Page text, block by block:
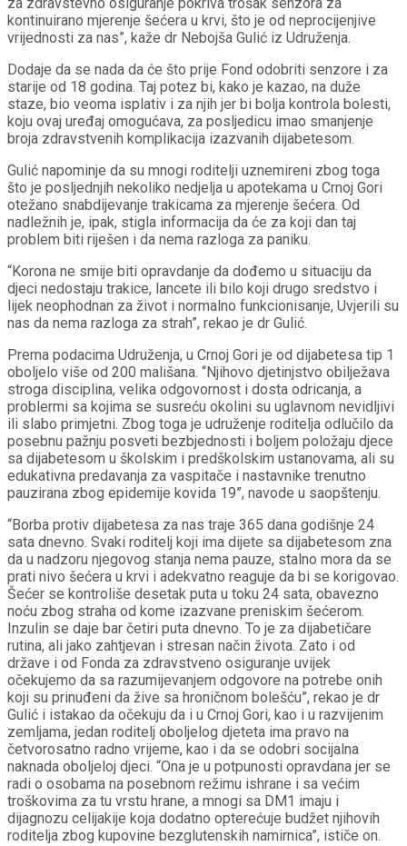
kontinuirano mjerenje šećera u krvi, što je od neprocijenjive
vrijednosti za nas”, kaže dr Nebojša Gulić iz Udruženja.
Dodaje da se nada da će što prije Fond odobriti senzore i za
starije od 18 godina. Taj potez bi, kako je kazao, na duže
staze, bio veoma isplativ i za njih jer bi bolja kontrola bolesti,
koju ovaj uređaj omogućava, za posljedicu imao smanjenje
broja zdravstvenih komplikacija izazvanih dijabetesom.
Gulić napominje da su mnogi roditelji uznemireni zbog toga
što je posljednjih nekoliko nedjelja u apotekama u Crnoj Gori
otežano snabdijevanje trakicama za mjerenje šećera. Od
nadležnih je, ipak, stigla informacija da će za koji dan taj
problem biti riješen i da nema razloga za paniku.
“Korona ne smije biti opravdanje da dođemo u situaciju da
djeci nedostaju trakice, lancete ili bilo koji drugo sredstvo i
lijek neophodnan za život i normalno funkcionisanje, Uvjerili su
nas da nema razloga za strah”, rekao je dr Gulić.
Prema podacima Udruženja, u Crnoj Gori je od dijabetesa tip 1
oboljelo više od 200 mališana. “Njihovo djetinjstvo obilježava
stroga disciplina, velika odgovornost i dosta odricanja, a
problermi sa kojima se susreću okolini su uglavnom nevidljivi
ili slabo primjetni. Zbog toga je udruženje roditelja odlučilo da
posebnu pažnju posveti bezbjednosti i boljem položaju djece
sa dijabetesom u školskim i predškolskim ustanovama, ali su
edukativna predavanja za vaspitače i nastavnike trenutno
pauzirana zbog epidemije kovida 19”, navode u saopštenju.
“Borba protiv dijabetesa za nas traje 365 dana godišnje 24
sata dnevno. Svaki roditelj koji ima dijete sa dijabetesom zna
da u nadzoru njegovog stanja nema pauze, stalno mora da se
prati nivo šećera u krvi i adekvatno reaguje da bi se korigovao.
Šećer se kontroliše desetak puta u toku 24 sata, obavezno
noću zbog straha od kome izazvane preniskim šećerom.
Inzulin se daje bar četiri puta dnevno. To je za dijabetičare
rutina, ali jako zahtjevan i stresan način života. Zato i od
države i od Fonda za zdravstveno osiguranje uvijek
očekujemo da sa razumijevanjem odgovore na potrebe onih
koji su prinuđeni da žive sa hroničnom bolešću”, rekao je dr
Gulić i istakao da očekuju da i u Crnoj Gori, kao i u razvijenim
zemljama, jedan roditelj oboljelog djeteta ima pravo na
četvorosatno radno vrijeme, kao i da se odobri socijalna
naknada oboljeloj djeci. “Ona je u potpunosti opravdana jer se
radi o osobama na posebnom režimu ishrane i sa većim
troškovima za tu vrstu hrane, a mnogi sa DM1 imaju i
dijagnozu celijakije koja dodatno opterećuje budžet njihovih
roditelja zbog kupovine bezglutenskih namirnica”, ističe on.